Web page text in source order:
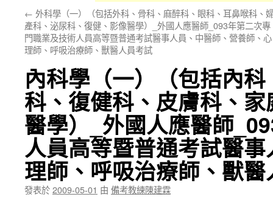
← 外科學（一）（包括外科、骨科、麻醉科、眼科、耳鼻喉科、
產科、泌尿科、復健、影像醫學）_外國人應醫師_093年第二次專
門職業及技術人員高等暨普通考試醫事人員、中醫師、營養師、心
理師、呼吸治療師、獸醫人員考試
內科學（一）（包括內
科、復健科、皮膚科、
醫學）_外國人應醫師
人員高等暨普通考試醫
理師、呼吸治療師、獸
發表於2009-05-01 由 備考教練陳建霖